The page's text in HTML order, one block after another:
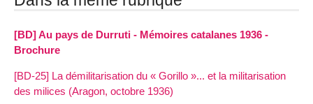
[BD] Au pays de Durruti - Mémoires catalanes 1936 -
Brochure
[BD-25] La démilitarisation du « Gorillo »... et la militarisation
des milices (Aragon, octobre 1936)